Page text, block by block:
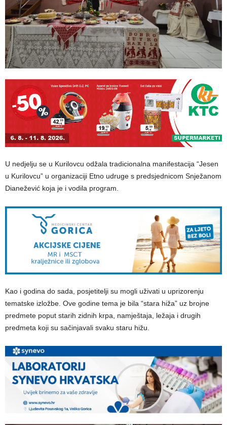
U nedjelju se u Kurilovcu odžala tradicionalna manifestacija “Jesen
u Kurilovcu” u organizaciji Etno udruge s predsjednicom Snježanom
Dianežević koja je i vodila program.
Kao i godina do sada, posjetitelji su mogli uživati u uprizorenju
tematske izložbe. Ove godine tema je bila “stara hiža” uz brojne
predmete poput starih zidnih krpa, namještaja, ležaja i drugih
predmeta koji su sačinjavali svaku staru hižu.